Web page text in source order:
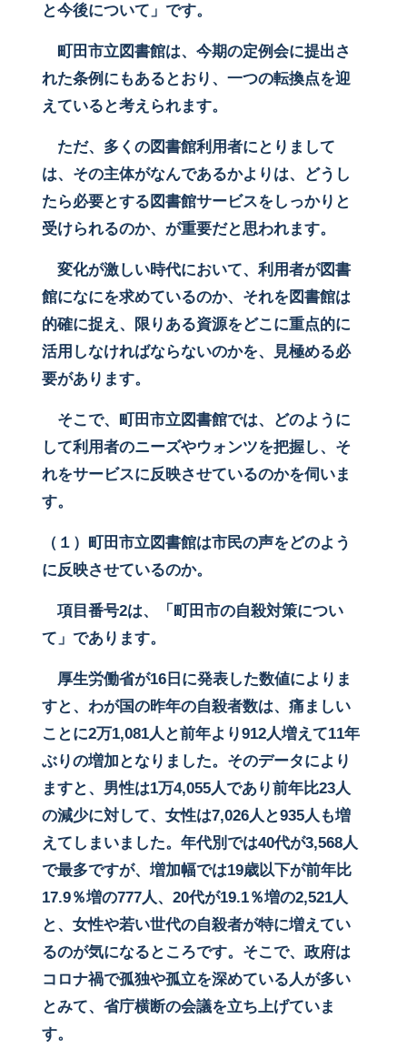
と今後について」です。
町田市立図書館は、今期の定例会に提出さ
れた条例にもあるとおり、一つの転換点を迎
えていると考えられます。
ただ、多くの図書館利用者にとりまして
は、その主体がなんであるかよりは、どうし
たら必要とする図書館サービスをしっかりと
受けられるのか、が重要だと思われます。
変化が激しい時代において、利用者が図書
館になにを求めているのか、それを図書館は
的確に捉え、限りある資源をどこに重点的に
活用しなければならないのかを、見極める必
要があります。
そこで、町田市立図書館では、どのように
して利用者のニーズやウォンツを把握し、そ
れをサービスに反映させているのかを伺いま
す。
（１）町田市立図書館は市民の声をどのよう
に反映させているのか。
項目番号2は、「町田市の自殺対策につい
て」であります。
厚生労働省が16日に発表した数値によりま
すと、わが国の昨年の自殺者数は、痛ましい
ことに2万1,081人と前年より912人増えて11年
ぶりの増加となりました。そのデータにより
ますと、男性は1万4,055人であり前年比23人
の減少に対して、女性は7,026人と935人も増
えてしまいました。年代別では40代が3,568人
で最多ですが、増加幅では19歳以下が前年比
17.9％増の777人、20代が19.1％増の2,521人
と、女性や若い世代の自殺者が特に増えてい
るのが気になるところです。そこで、政府は
コロナ禍で孤独や孤立を深めている人が多い
とみて、省庁横断の会議を立ち上げていま
す。